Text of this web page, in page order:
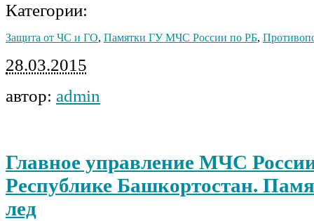
Категории:
Защита от ЧС и ГО, Памятки ГУ МЧС России по РБ,
28.03.2015
автор: admin
Главное управление МЧС
Республике Башкортостан.
лед